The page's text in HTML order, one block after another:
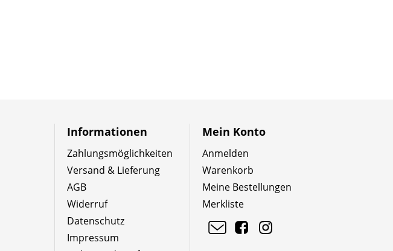
Informationen
Zahlungsmöglichkeiten
Versand & Lieferung
AGB
Widerruf
Datenschutz
Impressum
Mein Konto
Anmelden
Warenkorb
Meine Bestellungen
Merkliste